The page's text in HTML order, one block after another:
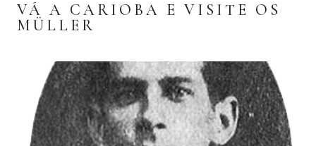
VÁ A CARIOBA E VISITE OS
MÜLLER